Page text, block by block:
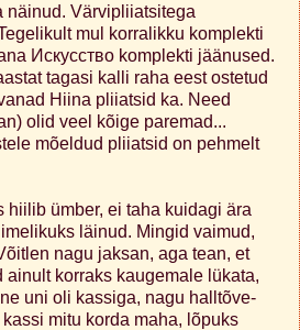
näinud. Värvipliiatsitega
mul korralikku komplekti
Искусство komplekti jäänused.
tagasi kalli raha eest ostetud
Hiina pliiatsid ka. Need
olid veel kõige paremad...
mõeldud pliiatsid on pehmelt
hiilib ümber, ei taha kuidagi ära
läinud. Mingid vaimud,
nagu jaksan, aga tean, et
ainult korraks kaugemale lükata,
uni oli kassiga, nagu halltõve-
mitu korda maha, lõpuks